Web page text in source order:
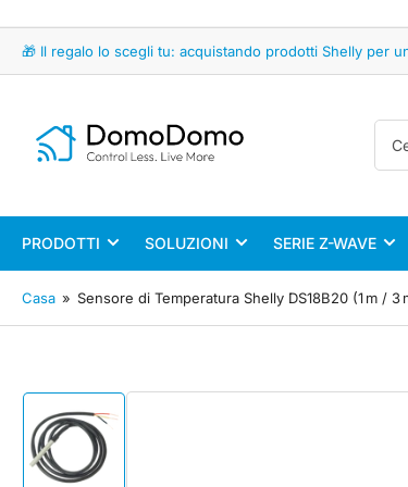
🎁 Il regalo lo scegli tu: acquistando prodotti Shelly per
PRODOTTI SOLUZIONI SERIE Z-WAVE
Casa » Sensore di Temperatura Shelly DS18B20 (1 m / 3